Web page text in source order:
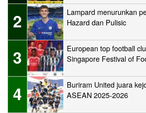
2
Lampard menurunkan
Hazard dan Pulisic
3
European top football
Singapore Festival of
4
Buriram United juara
ASEAN 2025-2026